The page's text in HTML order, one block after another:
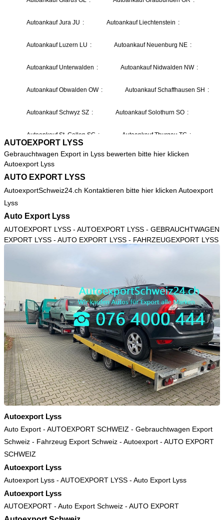
AUTOEXPORT LYSS
Gebrauchtwagen Export in Lyss bewerten bitte hier klicken
Autoexport Lyss
AUTO EXPORT LYSS
AutoexportSchweiz24.ch Kontaktieren bitte hier klicken Autoexport
Lyss
Auto Export Lyss
AUTOEXPORT LYSS - AUTOEXPORT LYSS - GEBRAUCHTWAGEN
EXPORT LYSS - AUTO EXPORT LYSS - FAHRZEUGEXPORT LYSS
Autoexport Lyss
Auto Export - AUTOEXPORT SCHWEIZ - Gebrauchtwagen Export
Schweiz - Fahrzeug Export Schweiz - Autoexport - AUTO EXPORT
SCHWEIZ
Autoexport Lyss
Autoexport Lyss - AUTOEXPORT LYSS - Auto Export Lyss
Autoexport Lyss
AUTOEXPORT - Auto Export Schweiz - AUTO EXPORT